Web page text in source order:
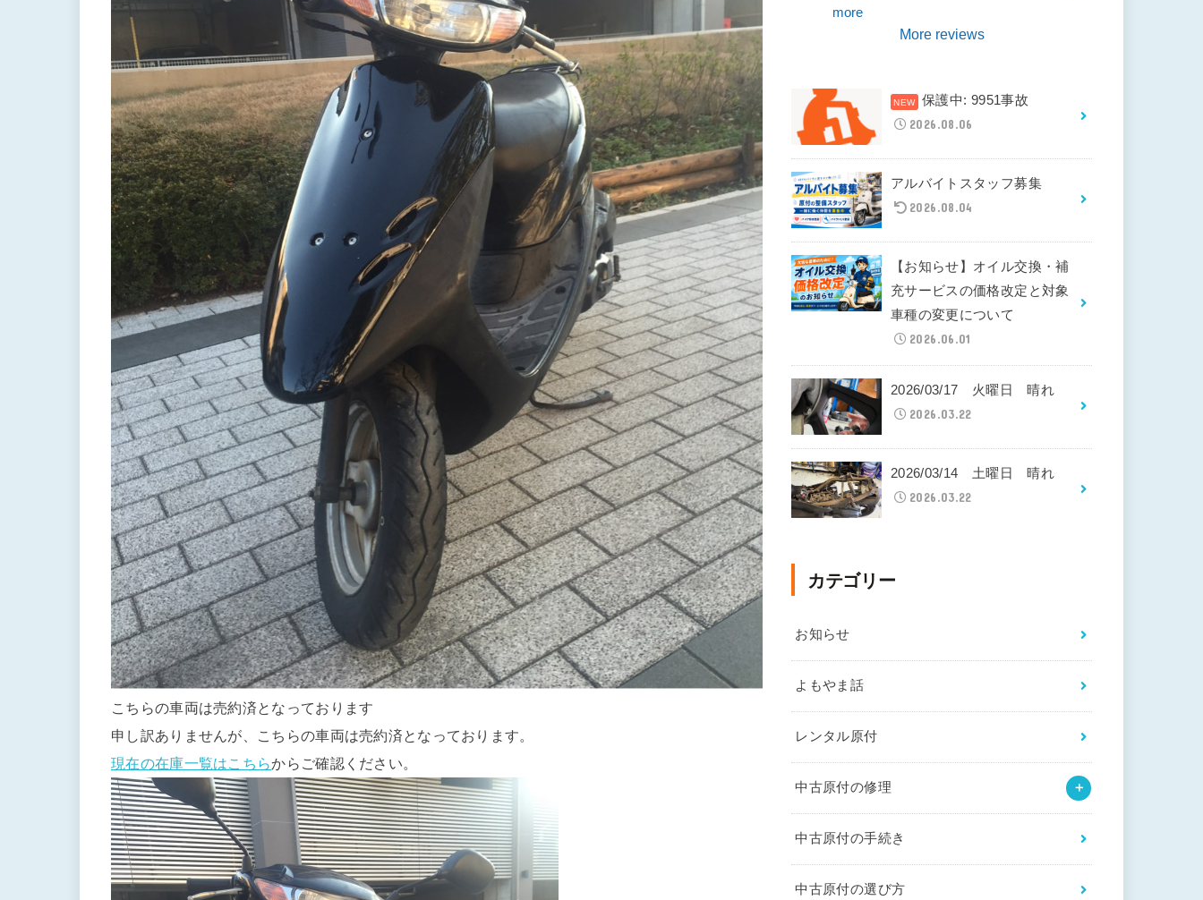
こちらの車両は売約済となっております
申し訳ありませんが、こちらの車両は売約済となっております。
現在の在庫一覧はこちらからご確認ください。
more
More reviews
保護中: 9951事故
2026.08.06
アルバイトスタッフ募集
2026.08.04
【お知らせ】オイル交換・補
充サービスの価格改定と対象
車種の変更について
2026.06.01
2026/03/17 火曜日 晴れ
2026.03.22
2026/03/14 土曜日 晴れ
2026.03.22
カテゴリー
お知らせ
よもやま話
レンタル原付
中古原付の修理
中古原付の手続き
中古原付の選び方